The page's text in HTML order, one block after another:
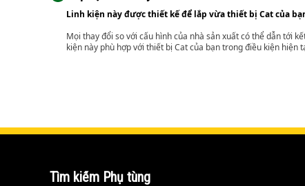
Linh kiện này được thiết kế để lắp vừa thiết bị Cat của
Mọi thay đổi so với cấu hình của nhà sản xuất có thể dẫn tới
kiện này phù hợp với thiết bị Cat của bạn trong điều kiện
Tìm kiếm Phụ tùng